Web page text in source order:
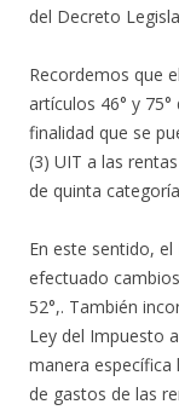
del Decreto
Recordemos que
artículos 46° y
finalidad que se
(3) UIT a las
de quinta
En este sentido,
efectuado
52°,. También
Ley del Impuesto
manera específica
de gastos de las